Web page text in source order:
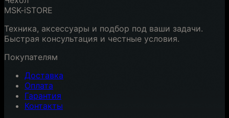
MSK-iSTORE
Техника, аксессуары и подбор под ваши задачи.
Быстрая консультация и честные условия.
Покупателям
Доставка
Оплата
Гарантия
Контакты